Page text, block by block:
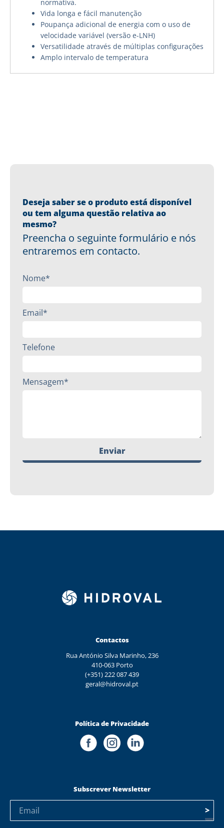
normativa.
Vida longa e fácil manutenção
Poupança adicional de energia com o uso de
velocidade variável (versão e-LNH)
Versatilidade através de múltiplas configurações
Amplo intervalo de temperatura
Deseja saber se o produto está disponível
ou tem alguma questão relativa ao
mesmo?
Preencha o seguinte formulário e nós
entraremos em contacto.
Nome*
Email*
Telefone
Mensagem*
Enviar
Contactos
Rua António Silva Marinho, 236
410-063 Porto
(+351) 222 087 439
geral@hidroval.pt
Política de Privacidade
Subscrever Newsletter
>